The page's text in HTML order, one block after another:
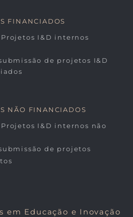
FINANCIADOS
I&D internos
de projetos I&D
NÃO FINANCIADOS
I&D internos não
de projetos
em Educação e Inovação